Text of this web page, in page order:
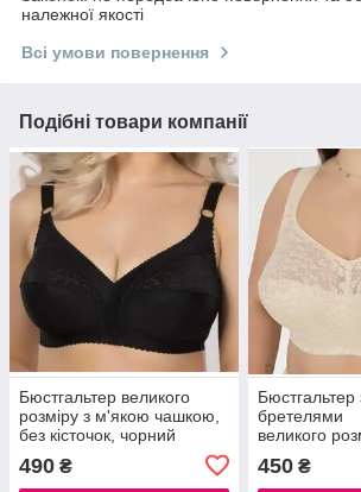
належної якості
Всі умови повернення
Подібні товари компанії
Бюстгальтер великого
розміру з м'якою чашкою,
без кісточок, чорний
490 ₴
бретелями
великого
450₴